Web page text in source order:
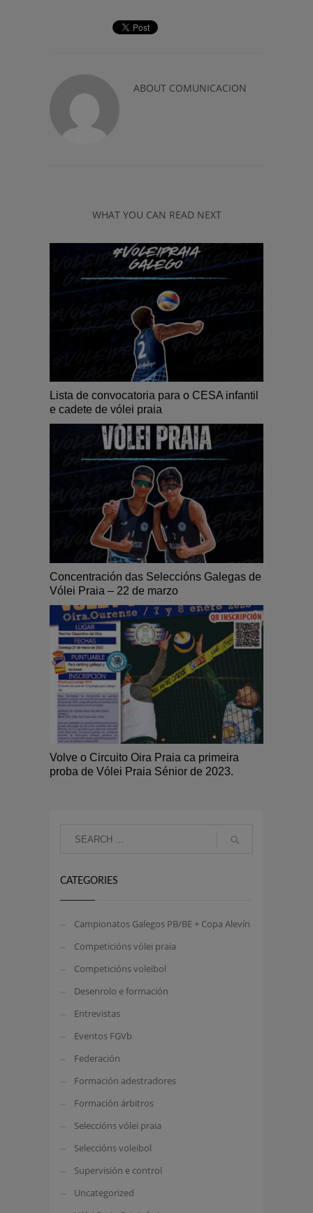
ABOUT COMUNICACION
WHAT YOU CAN READ NEXT
Lista de convocatoria para o CESA infantil
e cadete de vólei praia
Concentración das Seleccións Galegas de
Vólei Praia – 22 de marzo
Volve o Circuito Oira Praia ca primeira
proba de Vólei Praia Sénior de 2023.
CATEGORIES
Campionatos Galegos PB/BE + Copa Alevín
Competicións vólei praia
Competicións voleibol
Desenrolo e formación
Entrevistas
Eventos FGVb
Federación
Formación adestradores
Formación árbitros
Seleccións vólei praia
Seleccións voleibol
Supervisión e control
Uncategorized